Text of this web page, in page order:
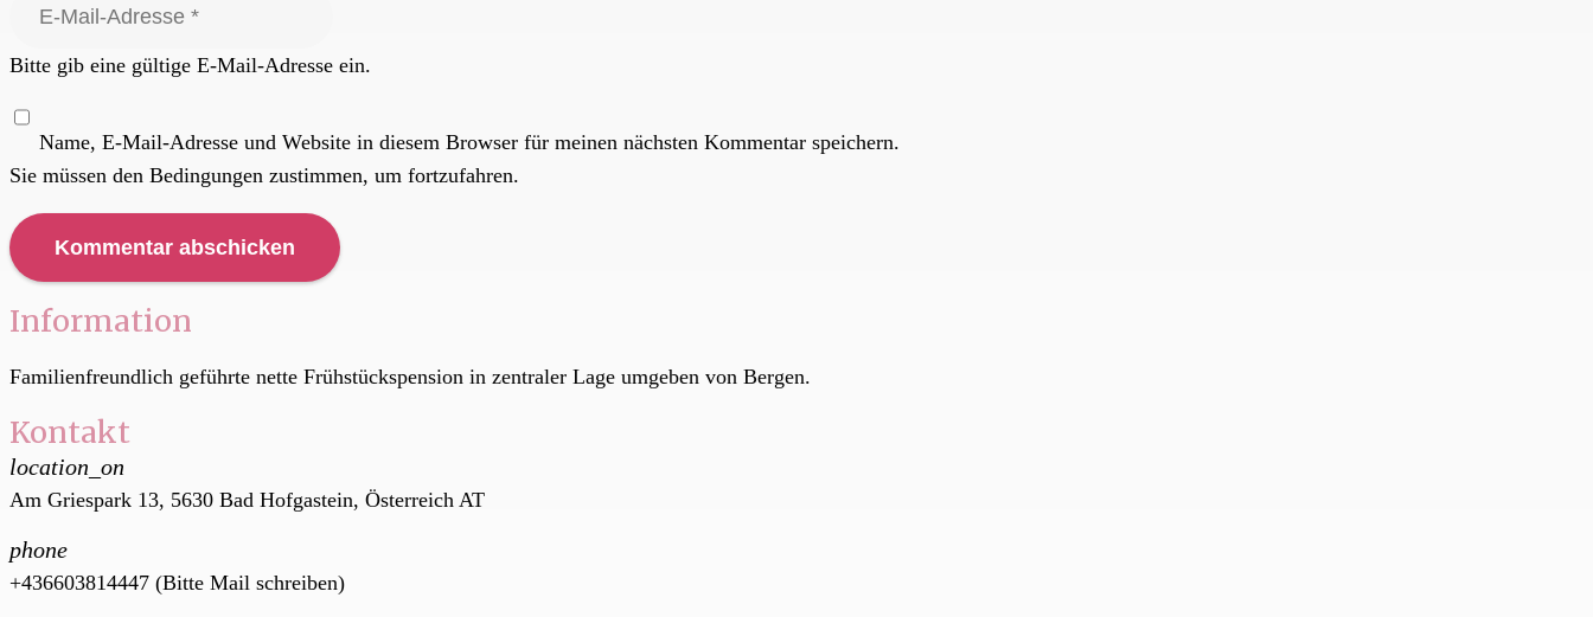
Bitte gib eine gültige E-Mail-Adresse ein.
Name, E-Mail-Adresse und Website in diesem Browser für meinen nächsten Kommentar speichern.
Sie müssen den Bedingungen zustimmen, um fortzufahren.
Kommentar abschicken
Information
Familienfreundlich geführte nette Frühstückspension in zentraler Lage umgeben von Bergen.
Kontakt
location_on
Am Griespark 13, 5630 Bad Hofgastein, Österreich AT
phone
+436603814447 (Bitte Mail schreiben)